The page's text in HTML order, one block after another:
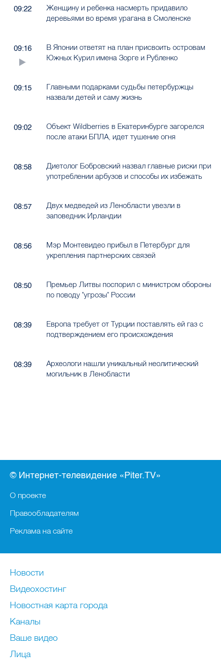
09:22
Женщину и ребенка насмерть придавило
деревьями во время урагана в Смоленске
09:16
В Японии ответят на план присвоить островам
Южных Курил имена Зорге и Рубленко
09:15
Главными подарками судьбы петербуржцы
назвали детей и саму жизнь
09:02
Объект Wildberries в Екатеринбурге загорелся
после атаки БПЛА, идет тушение огня
08:58
Диетолог Бобровский назвал главные риски при
употреблении арбузов и способы их избежать
08:57
Двух медведей из Ленобласти увезли в
заповедник Ирландии
08:56
Мэр Монтевидео прибыл в Петербург для
укрепления партнерских связей
08:50
Премьер Литвы поспорил с министром обороны
по поводу "угрозы" России
08:39
Европа требует от Турции поставлять ей газ с
подтверждением его происхождения
08:39
Археологи нашли уникальный неолитический
могильник в Ленобласти
© Интернет-телевидение «Piter.TV»
О проекте
Правообладателям
Реклама на сайте
Новости
Видеохостинг
Новостная карта города
Каналы
Ваше видео
Лица